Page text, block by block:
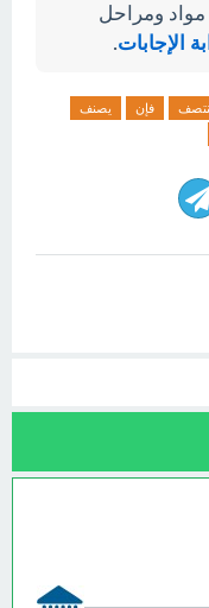
مواد ومراحل
الإجابات.
فإن
يصنف